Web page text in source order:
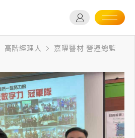
高階經理人
嘉曜醫材 營運總監